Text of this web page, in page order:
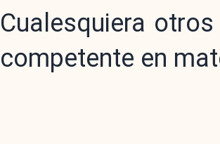
Cualesquiera
competente en